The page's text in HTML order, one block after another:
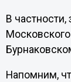
В
Напомним,